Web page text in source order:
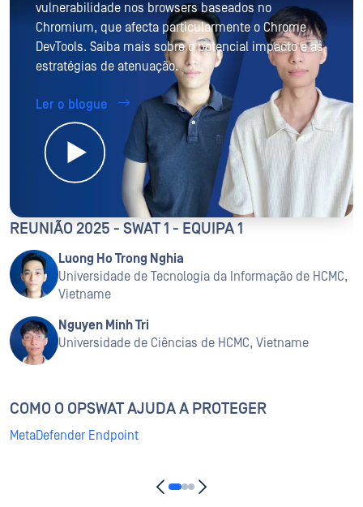
vulnerabilidade nos browsers baseados no
Chromium, que afecta particularmente o Chrome
DevTools. Saiba mais sobre o potencial impacto e as
estratégias de atenuação.
Ler o blogue
REUNIÃO 2025 - SWAT 1 - EQUIPA 1
Luong Ho Trong Nghia
Universidade de Tecnologia da Informação de HCMC,
Vietname
Nguyen Minh Tri
Universidade de Ciências de HCMC, Vietname
COMO O OPSWAT AJUDA A PROTEGER
MetaDefender Endpoint